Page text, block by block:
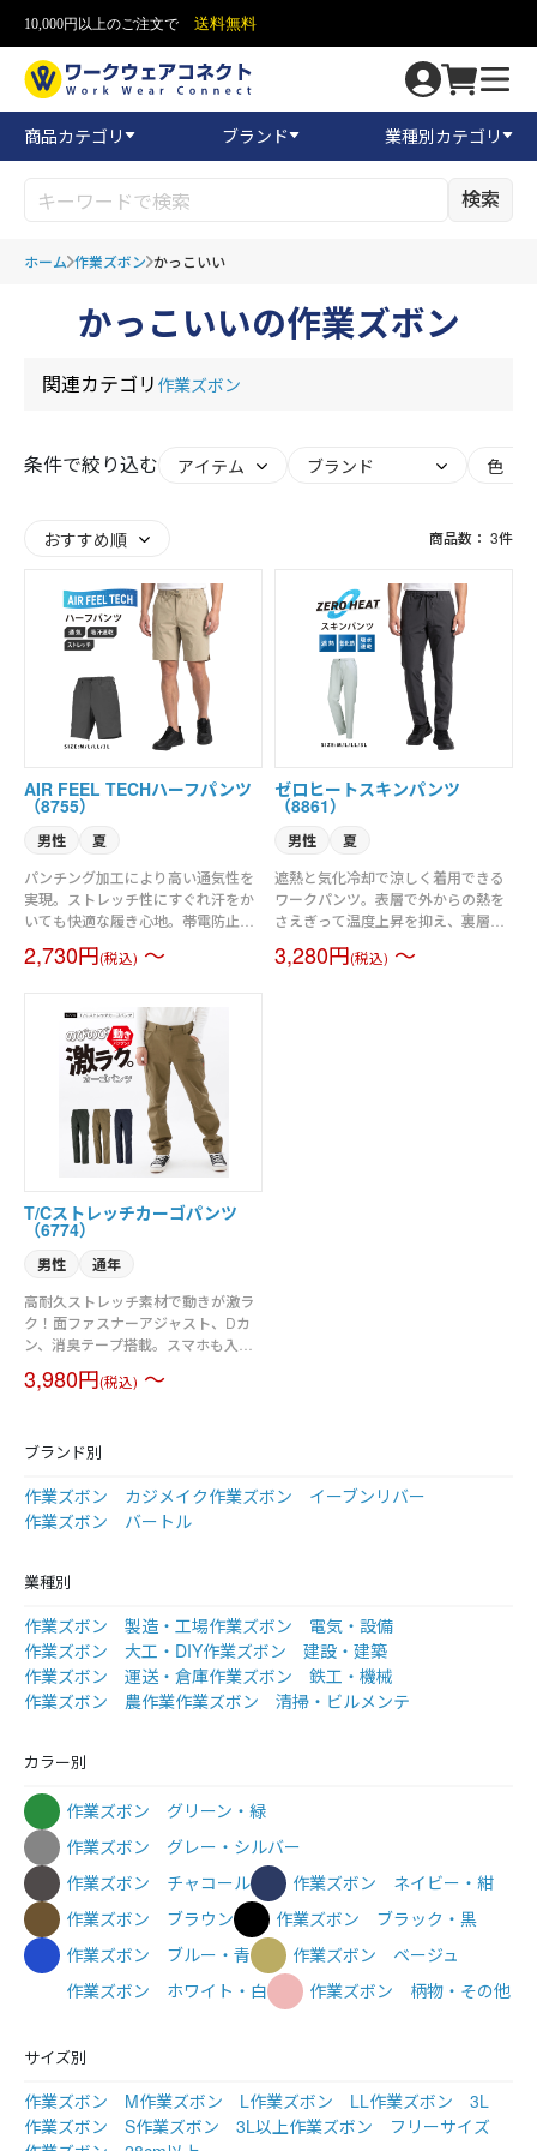
10,000円以上のご注文で 送料無料
商品カテゴリ ブランド 業種別カテゴリ
検索
ホーム 作業ズボン かっこいい
かっこいいの作業ズボン
関連カテゴリ 作業ズボン
条件で絞り込む
商品数： 3件
AIR FEEL TECHハーフパンツ
（8755）
男性 夏
パンチング加工により高い通気性を
実現。ストレッチ性にすぐれ汗をか
いても快適な履き心地。帯電防止素
くくした素材を使用しています
2,730円(税込) ～
ゼロヒートスキンパンツ
（8861）
男性 夏
遮熱と気化冷却で涼しく着用できる
ワークパンツ。表層で外からの熱を
さえぎって温度上昇を抑え、裏層は
り。暑い日でも涼しさがしっかり持
3,280円(税込) ～
T/Cストレッチカーゴパンツ
（6774）
男性 通年
高耐久ストレッチ素材で動きが激ラ
ク！面ファスナーアジャスト、Dカ
ン、消臭テープ搭載。スマホも入る
なワークカーゴパンツ。
3,980円(税込) ～
ブランド別
作業ズボン カジメイク作業ズボン イーブンリバー
作業ズボン バートル
業種別
作業ズボン 製造・工場作業ズボン 電気・設備
作業ズボン 大工・DIY作業ズボン 建設・建築
作業ズボン 運送・倉庫作業ズボン 鉄工・機械
作業ズボン 農作業作業ズボン 清掃・ビルメンテ
カラー別
作業ズボン グリーン・緑
作業ズボン グレー・シルバー
作業ズボン チャコール
作業ズボン ネイビー・紺
作業ズボン ブラウン
作業ズボン ブラック・黒
作業ズボン ブルー・青
作業ズボン ベージュ
作業ズボン ホワイト・白
作業ズボン 柄物・その他
サイズ別
作業ズボン M作業ズボン L作業ズボン LL作業ズボン 3L
作業ズボン S作業ズボン 3L以上作業ズボン フリーサイズ